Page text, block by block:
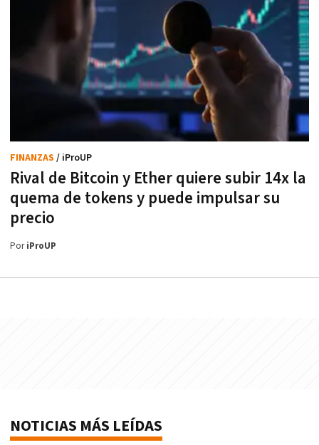
Rival de Bitcoin y Ether quiere subir 14x la
quema de tokens y puede impulsar su
precio
FINANZAS / iProUP
PoriProUP
NOTICIAS MÁS LEÍDAS